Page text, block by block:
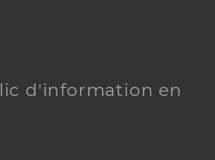
d'information en